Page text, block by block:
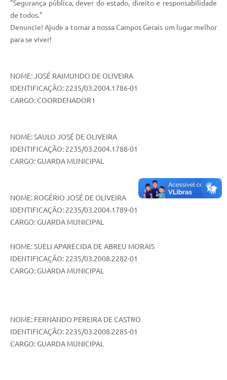
"Segurança pública, dever do estado, direito e responsabilidade
de todos."
Denuncie! Ajude a tornar a nossa Campos Gerais um lugar melhor
para se viver!
NOME: JOSÉ RAIMUNDO DE OLIVEIRA
IDENTIFICAÇÃO: 2235/03.2004.1786-01
CARGO: COORDENADOR I
NOME: SAULO JOSÉ DE OLIVEIRA
IDENTIFICAÇÃO: 2235/03.2004.1788-01
CARGO: GUARDA MUNICIPAL
NOME: ROGÉRIO JOSÉ DE OLIVEIRA
IDENTIFICAÇÃO: 2235/03.2004.1789-01
CARGO: GUARDA MUNICIPAL
NOME: SUELI APARECIDA DE ABREU MORAIS
IDENTIFICAÇÃO: 2235/03.2008.2282-01
CARGO: GUARDA MUNICIPAL
NOME: FERNANDO PEREIRA DE CASTRO
IDENTIFICAÇÃO: 2235/03.2008.2285-01
CARGO: GUARDA MUNICIPAL